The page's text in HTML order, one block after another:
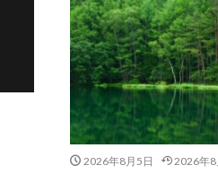
2026年8月5日 2026年8